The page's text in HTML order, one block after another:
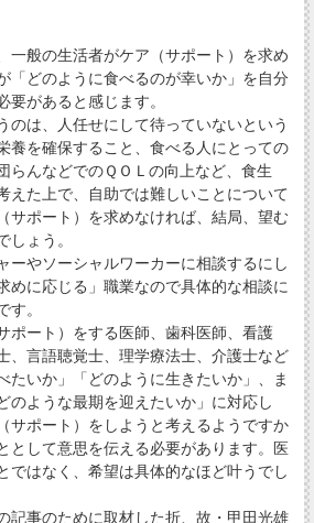
般の生活者がケア（サポート）を求め
「どのように食べるのが幸いか」を自分
要があると感じます。
は、人任せにして待っていないという
養を確保すること、食べる人にとっての
らんなどでのＱＯＬの向上など、食生
えた上で、自助では難しいことについて
サポート）を求めなければ、結局、望む
しょう。
やソーシャルワーカーに相談するにし
めに応じる」職業なので具体的な相談に
す。
ポート）をする医師、歯科医師、看護
、言語聴覚士、理学療法士、介護士など
たいか」「どのように生きたいか」、ま
のような最期を迎えたいか」に対応し
サポート）をしようと考えるようですか
として意思を伝える必要があります。医
ではなく、希望は具体的なほど叶うでし
記事のために取材した折、故・甲田光雄